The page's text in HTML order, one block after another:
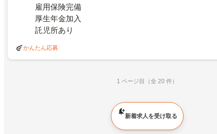
雇用保険完備
厚生年金加入
託児所あり
かんたん応募
1 ページ目（全 20 件）
新着求人を受け取る